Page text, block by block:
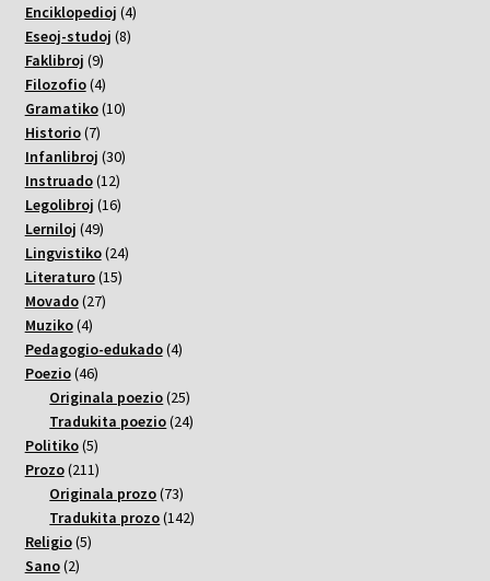
varoj
Enciklopedioj 44
Eseoj-studoj 88
Faklibroj 99
varoj
Filozofio 44
varoj
Gramatiko 1010
Historio 77
varoj
Infanlibroj 3030
Instruado 1212
varoj
Legolibroj 1616
Lerniloj 4949
varoj
Lingvistiko 2424
Literaturo 1515
Movado 2727
Muziko 44
varoj
Pedagogio-edukado 44
Poezio 4646
varoj
Originala poezio 2525
varoj
Tradukita poezio 2424
Politiko 55
varoj
Prozo 211211
varoj
Originala prozo 7373
varoj
Tradukita prozo 142142
Religio 55
Sano 22